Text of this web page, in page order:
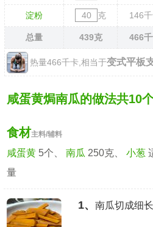
淀粉 克 146
总量 439克 466
热量466千卡,相当于变式平板
咸蛋黄焗南瓜的做法共10
食材主料/辅料
咸蛋黄 5个、南瓜 250克、小葱
量
1、 南瓜切成细